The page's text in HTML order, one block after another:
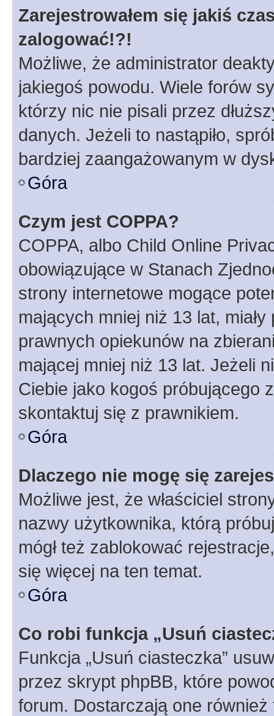
Zarejestrowałem się jakiś
zalogować!?!
Możliwe, że administrator
jakiegoś powodu. Wiele forów
którzy nic nie pisali przez
danych. Jeżeli to nastąpiło,
bardziej zaangażowanym w
Góra
Czym jest COPPA?
COPPA, albo Child Online
obowiązujące w Stanach
strony internetowe mogące
mających mniej niż 13 lat,
prawnych opiekunów na
mającej mniej niż 13 lat. Jeżeli
Ciebie jako kogoś próbującego
skontaktuj się z prawnikiem.
Góra
Dlaczego nie mogę się
Możliwe jest, że właściciel
nazwy użytkownika, którą
mógł też zablokować
się więcej na ten temat.
Góra
Co robi funkcja „Usuń
Funkcja „Usuń ciasteczka”
przez skrypt phpBB, które
forum. Dostarczają one